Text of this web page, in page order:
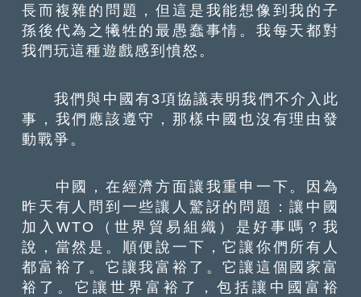
長而複雜的問題，但這是我能想像到我的子
孫後代為之犧牲的最愚蠢事情。我每天都對
我們玩這種遊戲感到憤怒。
我們與中國有3項協議表明我們不介入此
事，我們應該遵守，那樣中國也沒有理由發
動戰爭。
中國，在經濟方面讓我重申一下。因為
昨天有人問到一些讓人驚訝的問題：讓中國
加入WTO（世界貿易組織）是好事嗎？我
說，當然是。順便說一下，它讓你們所有人
都富裕了。它讓我富裕了。它讓這個國家富
裕了。它讓世界富裕了，包括讓中國富裕